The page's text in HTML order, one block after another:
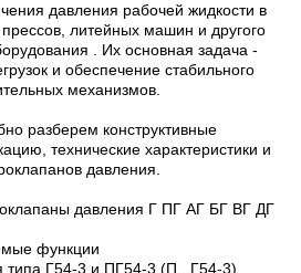
давления рабочей жидкости в
прессов, литейных машин и другого
. Их основная задача -
и обеспечение стабильного
механизмов.
разберем конструктивные
технические характеристики и
давления.
давления Г ПГ АГ БГ ВГ ДГ
функции
типа Г54-3 и ПГ54-3 (П...Г54-3)